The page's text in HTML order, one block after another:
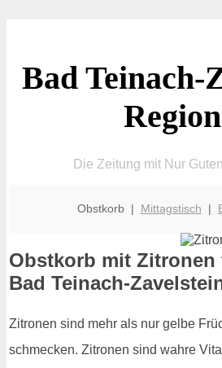
Bad Teinach-
Die Zeitung mit Nur
Obstkorb | Mittagstisch |
Obstkorb mit
Bad Teinach-
Zitronen sind mehr als nur gelbe
schmecken. Zitronen sind wahre